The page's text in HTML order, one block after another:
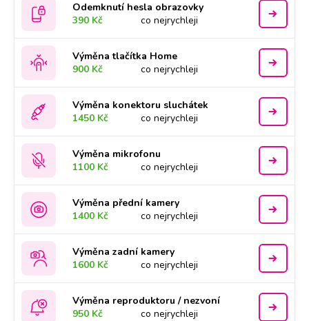
Odemknutí hesla obrazovky
390 Kč
co nejrychleji
Výměna tlačítka Home
900 Kč
co nejrychleji
Výměna konektoru sluchátek
1450 Kč
co nejrychleji
Výměna mikrofonu
1100 Kč
co nejrychleji
Výměna přední kamery
1400 Kč
co nejrychleji
Výměna zadní kamery
1600 Kč
co nejrychleji
Výměna reproduktoru / nezvoní
950 Kč
co nejrychleji